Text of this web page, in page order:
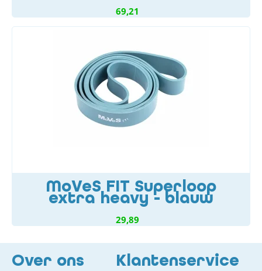
69,21
MoVeS FIT Superloop
extra heavy - blauw
29,89
Over ons Klantenservice